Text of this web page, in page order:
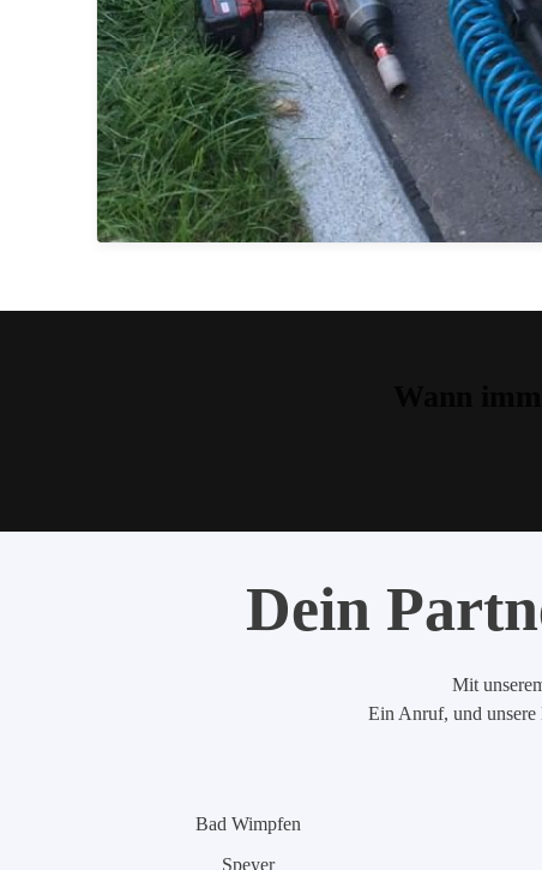
Dein
Mit
Ein Anruf, und unsere
Bad Wimpfen
Speyer